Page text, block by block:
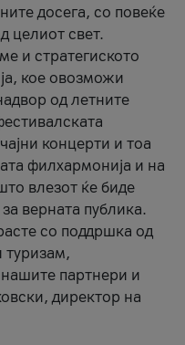
досега, со повеќе
целиот свет.
и стратегиското
кое овозможи
од летните
концерти и тоа
филхармонија и на
влезот ќе биде
верната публика.
со поддршка од
туризам,
партнери и
директор на